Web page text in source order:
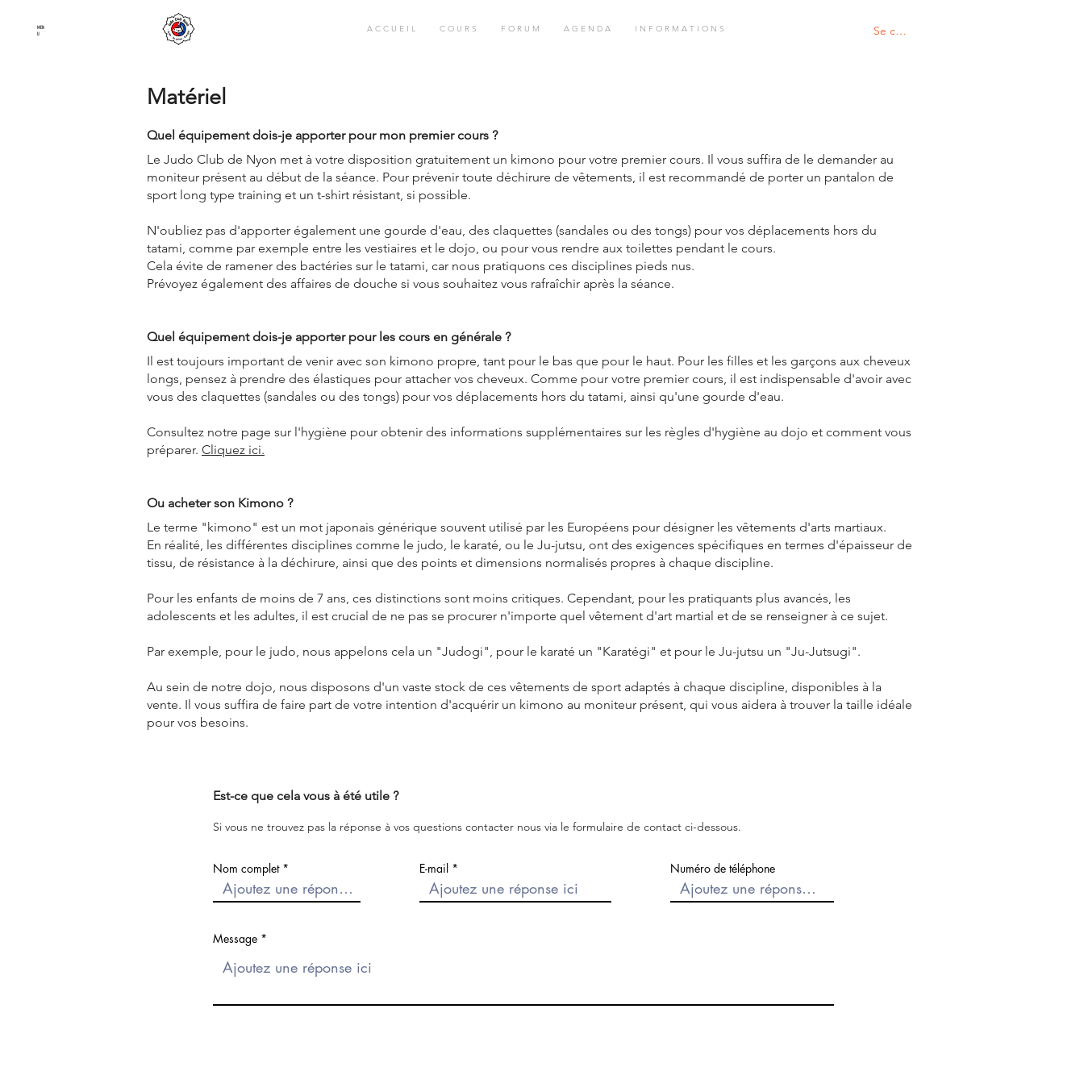
MEN
U
A C C U E I L C O U R S F O R U M A G E N D A I N F O R M A T I O N S Se connecter
Matériel
Quel équipement dois-je apporter pour mon premier cours ?
Le Judo Club de Nyon met à votre disposition gratuitement un kimono pour votre premier cours. Il vous suffira de le demander au
moniteur présent au début de la séance. Pour prévenir toute déchirure de vêtements, il est recommandé de porter un pantalon de
sport long type training et un t-shirt résistant, si possible.
N'oubliez pas d'apporter également une gourde d'eau, des claquettes (sandales ou des tongs) pour vos déplacements hors du
tatami, comme par exemple entre les vestiaires et le dojo, ou pour vous rendre aux toilettes pendant le cours.
Cela évite de ramener des bactéries sur le tatami, car nous pratiquons ces disciplines pieds nus.
Prévoyez également des affaires de douche si vous souhaitez vous rafraîchir après la séance.
Quel équipement dois-je apporter pour les cours en générale ?
Il est toujours important de venir avec son kimono propre, tant pour le bas que pour le haut. Pour les filles et les garçons aux cheveux
longs, pensez à prendre des élastiques pour attacher vos cheveux. Comme pour votre premier cours, il est indispensable d'avoir avec
vous des claquettes (sandales ou des tongs) pour vos déplacements hors du tatami, ainsi qu'une gourde d'eau.
Consultez notre page sur l'hygiène pour obtenir des informations supplémentaires sur les règles d'hygiène au dojo et comment vous
préparer. Cliquez ici.
Ou acheter son Kimono ?
Le terme "kimono" est un mot japonais générique souvent utilisé par les Européens pour désigner les vêtements d'arts martiaux.
En réalité, les différentes disciplines comme le judo, le karaté, ou le Ju-jutsu, ont des exigences spécifiques en termes d'épaisseur de
tissu, de résistance à la déchirure, ainsi que des points et dimensions normalisés propres à chaque discipline.
Pour les enfants de moins de 7 ans, ces distinctions sont moins critiques. Cependant, pour les pratiquants plus avancés, les
adolescents et les adultes, il est crucial de ne pas se procurer n'importe quel vêtement d'art martial et de se renseigner à ce sujet.
Par exemple, pour le judo, nous appelons cela un "Judogi", pour le karaté un "Karatégi" et pour le Ju-jutsu un "Ju-Jutsugi".
Au sein de notre dojo, nous disposons d'un vaste stock de ces vêtements de sport adaptés à chaque discipline, disponibles à la
vente. Il vous suffira de faire part de votre intention d'acquérir un kimono au moniteur présent, qui vous aidera à trouver la taille idéale
pour vos besoins.
Est-ce que cela vous à été utile ?
Si vous ne trouvez pas la réponse à vos questions contacter nous via le formulaire de contact ci-dessous.
Nom complet E-mail Numéro de téléphone
Message